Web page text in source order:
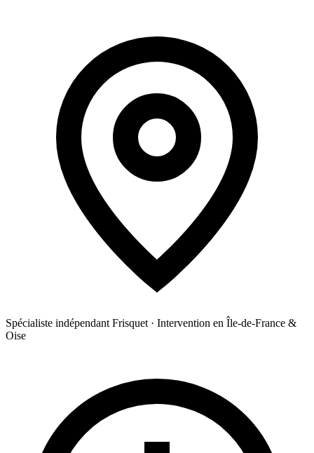
Spécialiste indépendant Frisquet · Intervention en Île-de-France &
Oise